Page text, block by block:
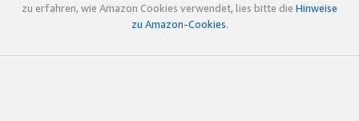
zu erfahren, wie Amazon Cookies verwendet, lies bitte die Hinweise
zu Amazon-Cookies.